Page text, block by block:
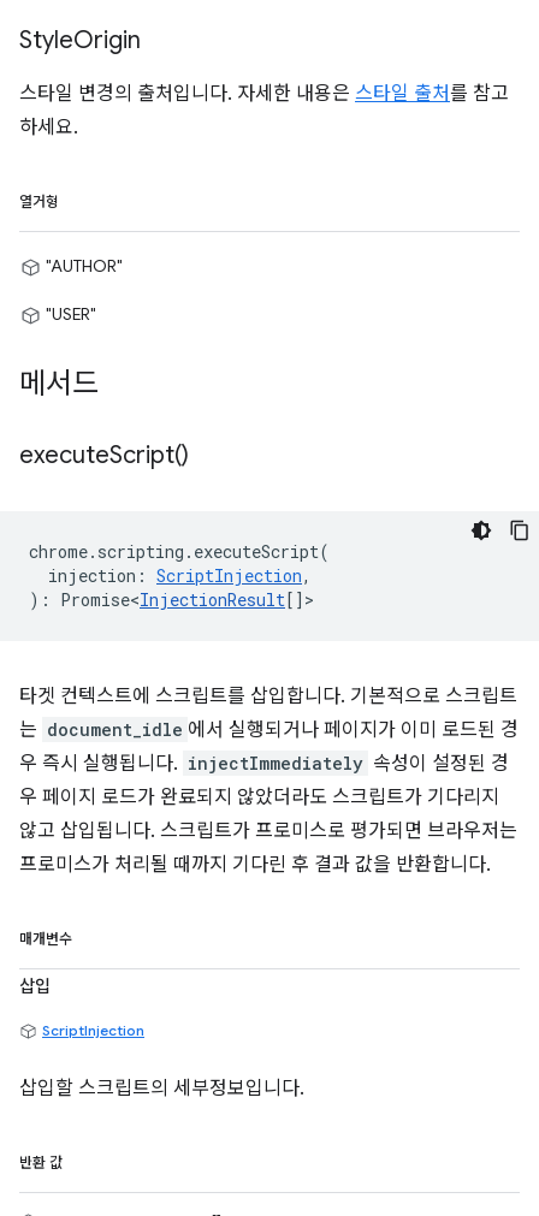
StyleOrigin
스타일 변경의 출처입니다. 자세한 내용은 스타일 출처를 참고
하세요.
열거형
"AUTHOR"
"USER"
메서드
executeScript()
chrome. scripting . executeScript(
injection : ScriptInjection,
) : Promise<InjectionResult[] >
타겟 컨텍스트에 스크립트를 삽입합니다. 기본적으로 스크립트
는 document_idle 에서 실행되거나 페이지가 이미 로드된 경
우 즉시 실행됩니다. injectImmediately 속성이 설정된 경
우 페이지 로드가 완료되지 않았더라도 스크립트가 기다리지
않고 삽입됩니다. 스크립트가 프로미스로 평가되면 브라우저는
프로미스가 처리될 때까지 기다린 후 결과 값을 반환합니다.
매개변수
삽입
ScriptInjection
삽입할 스크립트의 세부정보입니다.
반환 값